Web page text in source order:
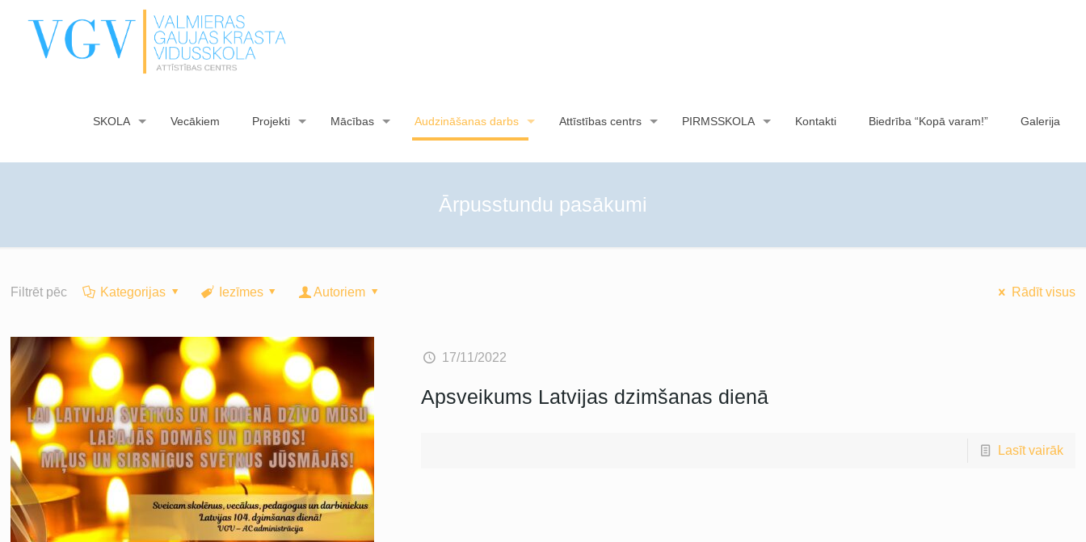
SKOLA Vecākiem Projekti Mācības Audzināšanas darbs Attīstības centrs PIRMSSKOLA Kontakti Biedrība “Kopā varam!” Galerija
Ārpusstundu pasākumi
Filtrēt pēc Kategorijas Iezīmes Autoriem Rādīt visus
17/11/2022
Apsveikums Latvijas dzimšanas dienā
Lasīt vairāk